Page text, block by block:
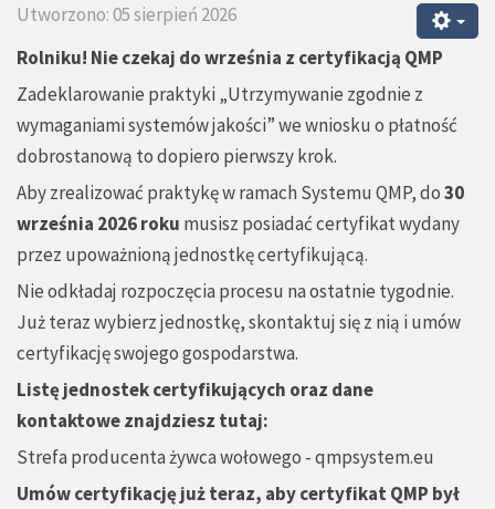
Utworzono: 05 sierpień 2026
Rolniku! Nie czekaj do września z certyfikacją QMP
Zadeklarowanie praktyki „Utrzymywanie zgodnie z
wymaganiami systemów jakości” we wniosku o płatność
dobrostanową to dopiero pierwszy krok.
Aby zrealizować praktykę w ramach Systemu QMP, do30
września 2026 roku musisz posiadać certyfikat wydany
przez upoważnioną jednostkę certyfikującą.
Nie odkładaj rozpoczęcia procesu na ostatnie tygodnie.
Już teraz wybierz jednostkę, skontaktuj się z nią i umów
certyfikację swojego gospodarstwa.
Listę jednostek certyfikujących oraz dane
kontaktowe znajdziesz tutaj:
Strefa producenta żywca wołowego - qmpsystem.eu
Umów certyfikację już teraz, aby certyfikat QMP był